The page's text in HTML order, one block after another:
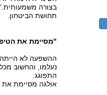
בצורה
תחושת הביטחון.
"מסיימת את
ההשפעה לא הייתה
נעלמו, והחשוב
התפוגג.
אולגה מסיימת את